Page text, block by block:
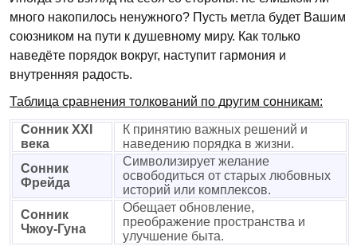
много накопилось ненужного? Пусть метла будет Вашим
союзником на пути к душевному миру. Как только
наведёте порядок вокруг, наступит гармония и
внутренняя радость.
Таблица сравнения толкований по другим сонникам:
Сонник XXI
века
К принятию важных решений и
наведению порядка в жизни.
Сонник
Фрейда
Символизирует желание
освободиться от старых любовных
историй или комплексов.
Сонник
Чжоу-Гуна
Обещает обновление,
преображение пространства и
улучшение быта.